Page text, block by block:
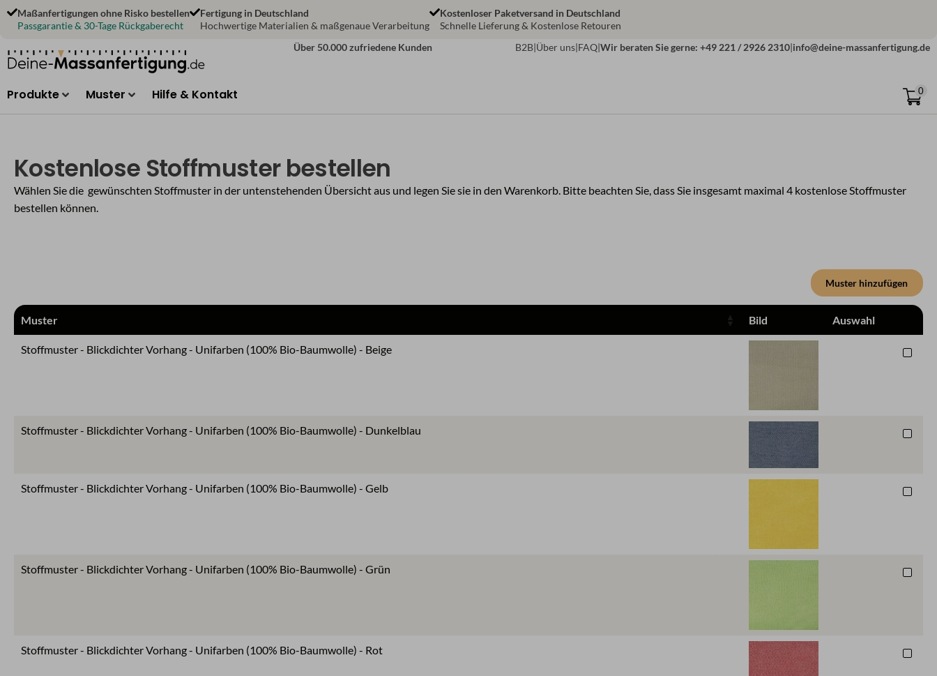
Zum
Inhalt
Maßanfertigungen ohne Risko bestellen
Passgarantie & 30-Tage Rückgaberecht
Fertigung in Deutschland
Hochwertige Materialien & maßgenaue Verarbeitung
Kostenloser Paketversand in Deutschland
Schnelle Lieferung & Kostenlose Retouren
Über 50.000 zufriedene Kunden
B2B|Über uns|FAQ|Wir beraten Sie gerne: +49 221 / 2926 2310|info@deine-massanfertigung.de
Produkte Muster Hilfe & Kontakt 0
Kostenlose Stoffmuster bestellen
Wählen Sie die gewünschten Stoffmuster in der untenstehenden Übersicht aus und legen Sie sie in den Warenkorb. Bitte beachten Sie, dass Sie insgesamt maximal 4 kostenlose Stoffmuster
bestellen können.
Muster Bild Auswahl
Stoffmuster - Blickdichter Vorhang - Unifarben (100% Bio-Baumwolle) - Beige
Stoffmuster - Blickdichter Vorhang - Unifarben (100% Bio-Baumwolle) - Dunkelblau
Stoffmuster - Blickdichter Vorhang - Unifarben (100% Bio-Baumwolle) - Gelb
Stoffmuster - Blickdichter Vorhang - Unifarben (100% Bio-Baumwolle) - Grün
Stoffmuster - Blickdichter Vorhang - Unifarben (100% Bio-Baumwolle) - Rot